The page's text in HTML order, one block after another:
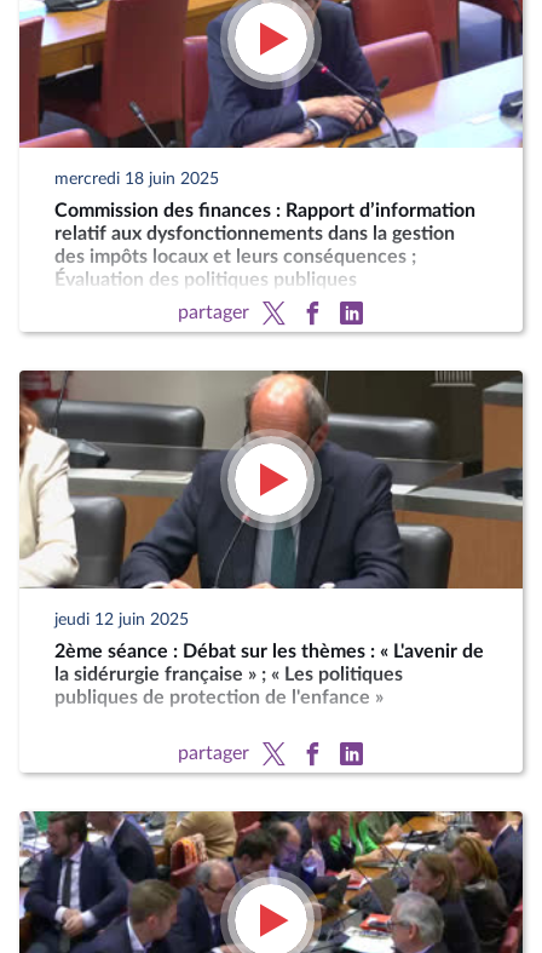
mercredi 18 juin 2025
Commission des finances : Rapport d’information
relatif aux dysfonctionnements dans la gestion
des impôts locaux et leurs conséquences ;
Évaluation des politiques publiques
partager
jeudi 12 juin 2025
2ème séance : Débat sur les thèmes : « L'avenir de
la sidérurgie française » ; « Les politiques
publiques de protection de l'enfance »
partager